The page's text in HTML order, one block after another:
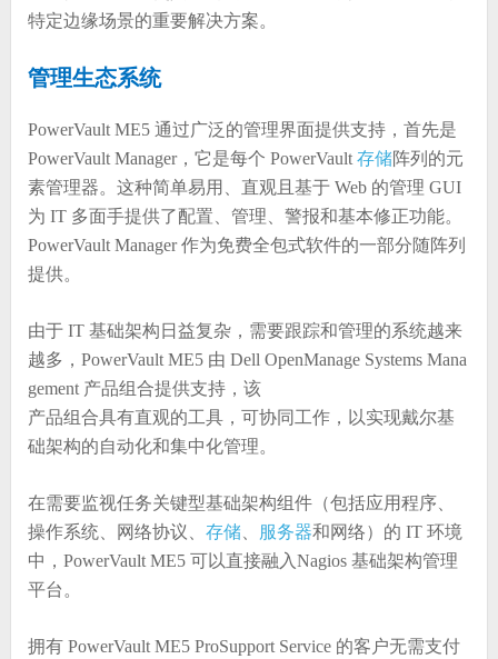
特定边缘场景的重要解决方案。
管理生态系统
PowerVault ME5 通过广泛的管理界面提供支持，首先是
PowerVault Manager，它是每个 PowerVault 存储阵列的元
素管理器。这种简单易用、直观且基于 Web 的管理 GUI
为 IT 多面手提供了配置、管理、警报和基本修正功能。
PowerVault Manager 作为免费全包式软件的一部分随阵列
提供。
由于 IT 基础架构日益复杂，需要跟踪和管理的系统越来
越多，PowerVault ME5 由 Dell OpenManage Systems Mana
gement 产品组合提供支持，该
产品组合具有直观的工具，可协同工作，以实现戴尔基
础架构的自动化和集中化管理。
在需要监视任务关键型基础架构组件（包括应用程序、
操作系统、网络协议、 存储 服务器和网络）的 IT 环境
中，PowerVault ME5 可以直接融入Nagios 基础架构管理
平台。
拥有 PowerVault ME5 ProSupport Service 的客户无需支付